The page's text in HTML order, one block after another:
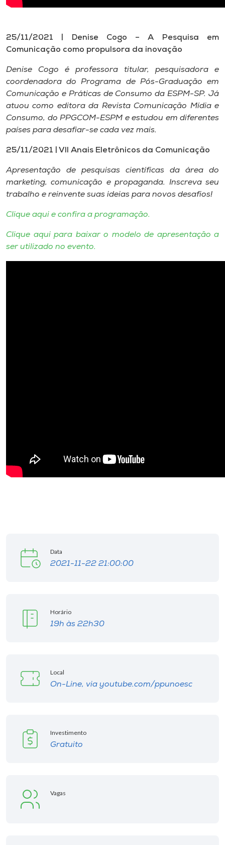
25/11/2021 | Denise Cogo – A Pesquisa em
Comunicação como propulsora da inovação
Denise Cogo é professora titular, pesquisadora e
coordenadora do Programa de Pós-Graduação em
Comunicação e Práticas de Consumo da ESPM-SP. Já
atuou como editora da Revista Comunicação Mídia e
Consumo, do PPGCOM-ESPM e estudou em diferentes
países para desafiar-se cada vez mais.
25/11/2021 | VII Anais Eletrônicos da Comunicação
Apresentação de pesquisas científicas da área do
marketing, comunicação e propaganda. Inscreva seu
trabalho e reinvente suas ideias para novos desafios!
Clique aqui e confira a programação.
Clique aqui para baixar o modelo de apresentação a
ser utilizado no evento.
Data
2021-11-22 21:00:00
Horário
19h às 22h30
Local
On-Line, via youtube.com/ppunoesc
Investimento
Gratuito
Vagas